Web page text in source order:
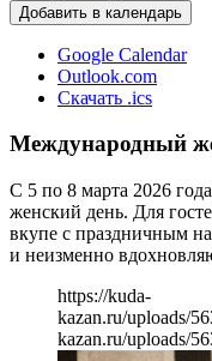
Добавить в календарь
Google Calendar
Outlook.com
Скачать .ics
Международный
С 5 по 8 марта 2026
женский день. Для
вкупе с праздничным
и неизменно
https://kuda-
kazan.ru/uploads/
kazan.ru/uploads/